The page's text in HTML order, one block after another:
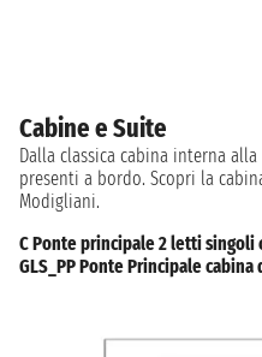
Cabine e Suite
Dalla classica cabina interna
presenti a bordo. Scopri la
Modigliani.
C Ponte principale 2 letti singoli
GLS_PP Ponte Principale cabina